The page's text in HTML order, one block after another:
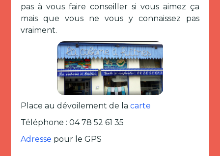
pas à vous faire conseiller si vous aimez ça
mais que vous ne vous y connaissez pas
vraiment.
Place au dévoilement de lacarte
Téléphone : 04 78 52 61 35
Adresse pour le GPS